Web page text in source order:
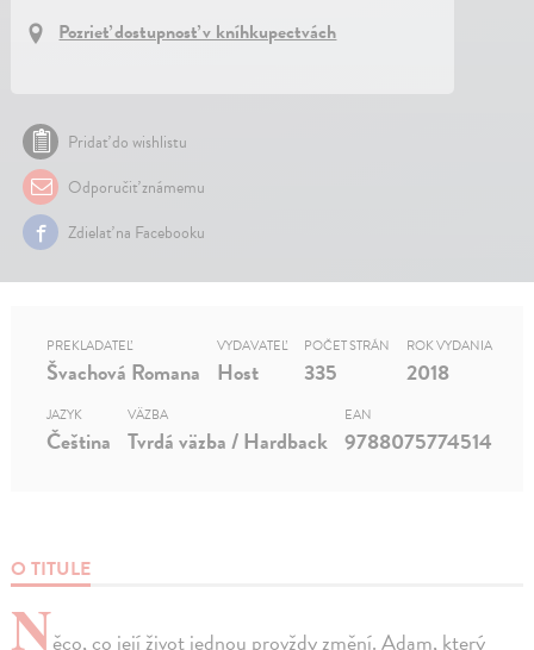
Pozrieť dostupnosť v kníhkupectvách
Pridať do wishlistu
Odporučiť známemu
Zdielať na Facebooku
O TITULE
Něco, co její život jednou provždy změní. Adam, který
PREKLADATEĽ
Švachová Romana
VYDAVATEĽ
Host
POČET STRÁN
335
ROK VYDANIA
2018
JAZYK
Čeština
VÄZBA
Tvrdá väzba / Hardback
EAN
9788075774514